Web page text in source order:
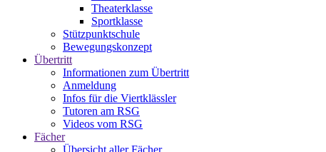
Theaterklasse
Sportklasse
Stützpunktschule
Bewegungskonzept
Übertritt
Informationen zum Übertritt
Anmeldung
Infos für die Viertklässler
Tutoren am RSG
Videos vom RSG
Fächer
Übersicht aller Fächer